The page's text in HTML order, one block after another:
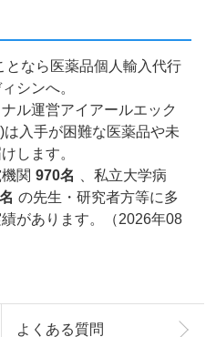
となら医薬品個人輸入代行
シンへ。
ル運営アイアールエック
入手が困難な医薬品や未
します。
関 970名
、私立大学病
の先生・研究者方等に多
があります。（2026年08
よくある質問